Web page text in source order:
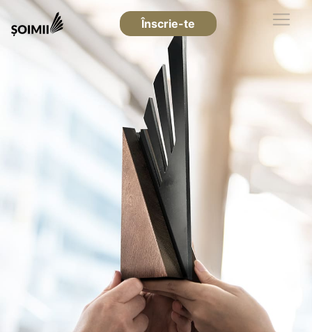
Înscrie-te